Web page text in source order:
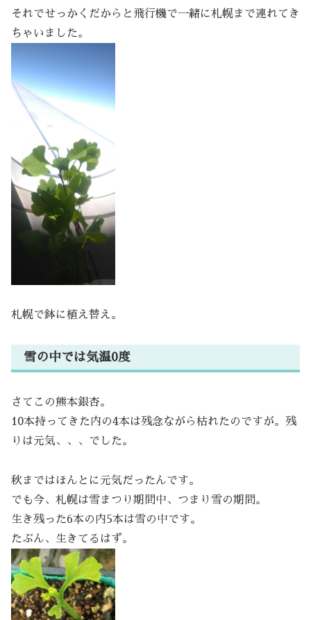
それでせっかくだからと飛行機で一緒に札幌まで連れてき
ちゃいました。
札幌で鉢に植え替え。
雪の中では気温0度
さてこの熊本銀杏。
10本持ってきた内の4本は残念ながら枯れたのですが。残
りは元気、、、でした。
秋まではほんとに元気だったんです。
でも今、札幌は雪まつり期間中、つまり雪の期間。
生き残った6本の内5本は雪の中です。
たぶん、生きてるはず。